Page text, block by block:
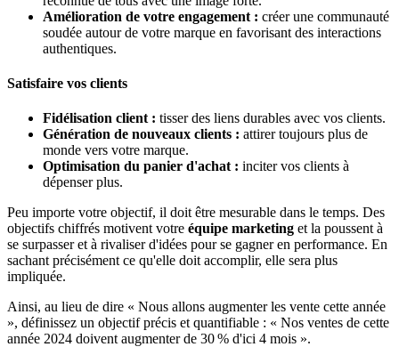
Amélioration de votre engagement : créer une communauté
soudée autour de votre marque en favorisant des interactions
authentiques.
Satisfaire vos clients
Fidélisation client : tisser des liens durables avec vos clients.
Génération de nouveaux clients : attirer toujours plus de
monde vers votre marque.
Optimisation du panier d'achat : inciter vos clients à
dépenser plus.
Peu importe votre objectif, il doit être mesurable dans le temps. Des
objectifs chiffrés motivent votre équipe marketing et la poussent à
se surpasser et à rivaliser d'idées pour se gagner en performance. En
sachant précisément ce qu'elle doit accomplir, elle sera plus
impliquée.
Ainsi, au lieu de dire « Nous allons augmenter les vente cette année
», définissez un objectif précis et quantifiable : « Nos ventes de cette
année 2024 doivent augmenter de 30 % d'ici 4 mois ».